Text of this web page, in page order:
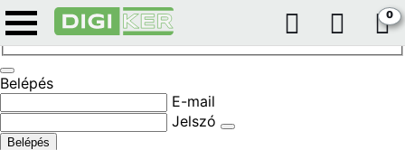
0
Keresés
Belépés
E-mail
Jelszó
Belépés